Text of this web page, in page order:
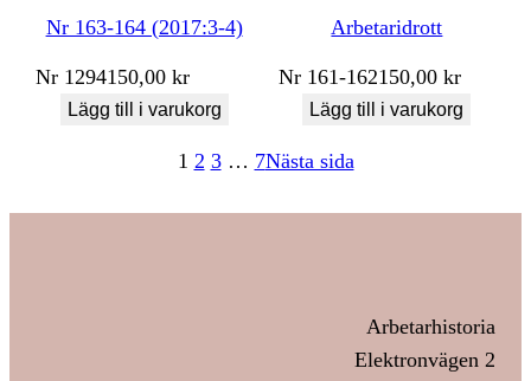
Nr 163-164 (2017:3-4)
Nr 1294150,00kr
Lägg till i varukorg
Arbetaridrott
Nr 161-162150,00kr
Lägg till i varukorg
1 2 3 … 7Nästa sida
Arbetarhistoria
Elektronvägen 2